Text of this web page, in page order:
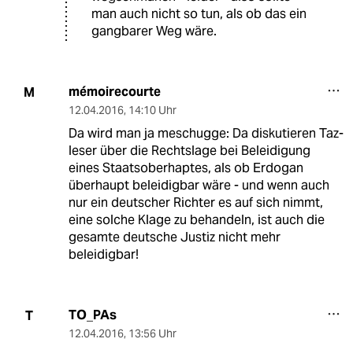
man auch nicht so tun, als ob das ein
gangbarer Weg wäre.
M mémoirecourte
12.04.2016, 14:10 Uhr
Da wird man ja meschugge: Da diskutieren Taz-
leser über die Rechtslage bei Beleidigung
eines Staatsoberhaptes, als ob Erdogan
überhaupt beleidigbar wäre - und wenn auch
nur ein deutscher Richter es auf sich nimmt,
eine solche Klage zu behandeln, ist auch die
gesamte deutsche Justiz nicht mehr
beleidigbar!
T TO_PAs
12.04.2016, 13:56 Uhr